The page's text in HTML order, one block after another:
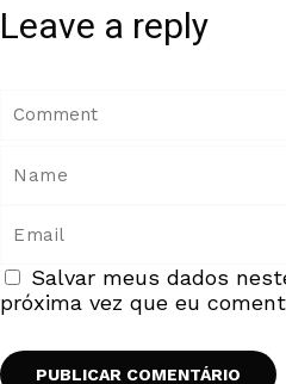
Leave a reply
Salvar meus dados
próxima vez que eu